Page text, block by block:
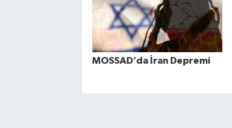
MOSSAD’da İran Depremi